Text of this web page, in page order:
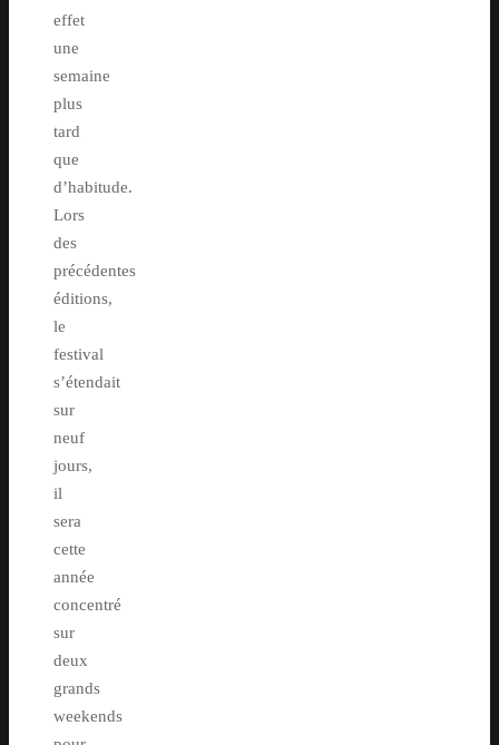
effet
une
semaine
plus
tard
que
d’habitude.
Lors
des
précédentes
éditions,
le
festival
s’étendait
sur
neuf
jours,
il
sera
cette
année
concentré
sur
deux
grands
weekends